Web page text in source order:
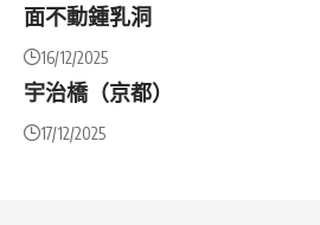
面不動鍾乳洞
16/12/2025
宇治橋（京都）
17/12/2025